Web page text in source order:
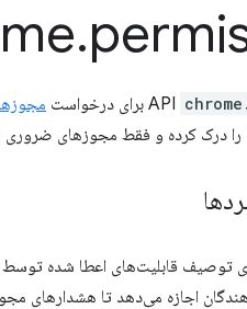
.
برای درخواست
را درک کرده و فقط مجوزهای ضروری
اجازه می‌دهد تا هشدارهای